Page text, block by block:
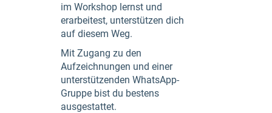
im Workshop lernst und
erarbeitest, unterstützen dich
auf diesem Weg.
Mit Zugang zu den
Aufzeichnungen und einer
unterstützenden WhatsApp-
Gruppe bist du bestens
ausgestattet.